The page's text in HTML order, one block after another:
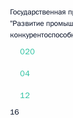
Государственная
"Развитие
020
04
12
16